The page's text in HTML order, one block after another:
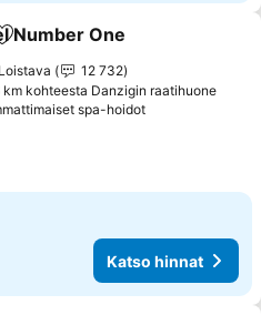
Lisää suosikkeihin
Number One
Loistava
12 732
km kohteesta Danzigin raatihuone
spa-hoidot
Katso hinnat